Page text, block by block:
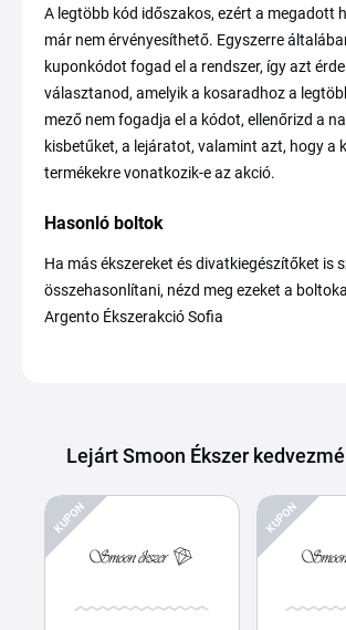
A legtöbb kód időszakos, ezért a megadott
már nem érvényesíthető. Egyszerre
kuponkódot fogad el a rendszer, így azt
választanod, amelyik a kosaradhoz a
mező nem fogadja el a kódot, ellenőrizd a
kisbetűket, a lejáratot, valamint azt, hogy a
termékekre vonatkozik-e az akció.
Hasonló boltok
Ha más ékszereket és divatkiegészítőket is
összehasonlítani, nézd meg ezeket a
Argento Ékszerakció Sofia
Lejárt Smoon Ékszer
KUPON KUPON